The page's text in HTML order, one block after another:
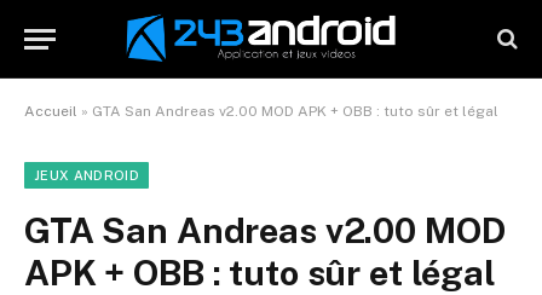
Accueil » GTA San Andreas v2.00 MOD APK + OBB : tuto sûr et légal
JEUX ANDROID
GTA San Andreas v2.00 MOD
APK + OBB : tuto sûr et légal